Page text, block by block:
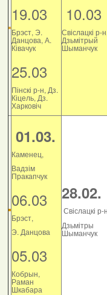
19.03
Брэст, Э.
Данцова, А.
Ківачук
25.03
Пінскі р-н, Дз.
Кіцель, Дз.
Харковіч
10.03
Свіслацкі р-н,
Дзьмітрый
Шыманчук
01.03.
Каменец,
Вадзім
Пракапчук
06.03
Брэст,
Э. Данцова
05.03
Кобрын,
Раман
Шкабара
28.02.
Свіслацкі р-
Дзьмітры
Шыманчук